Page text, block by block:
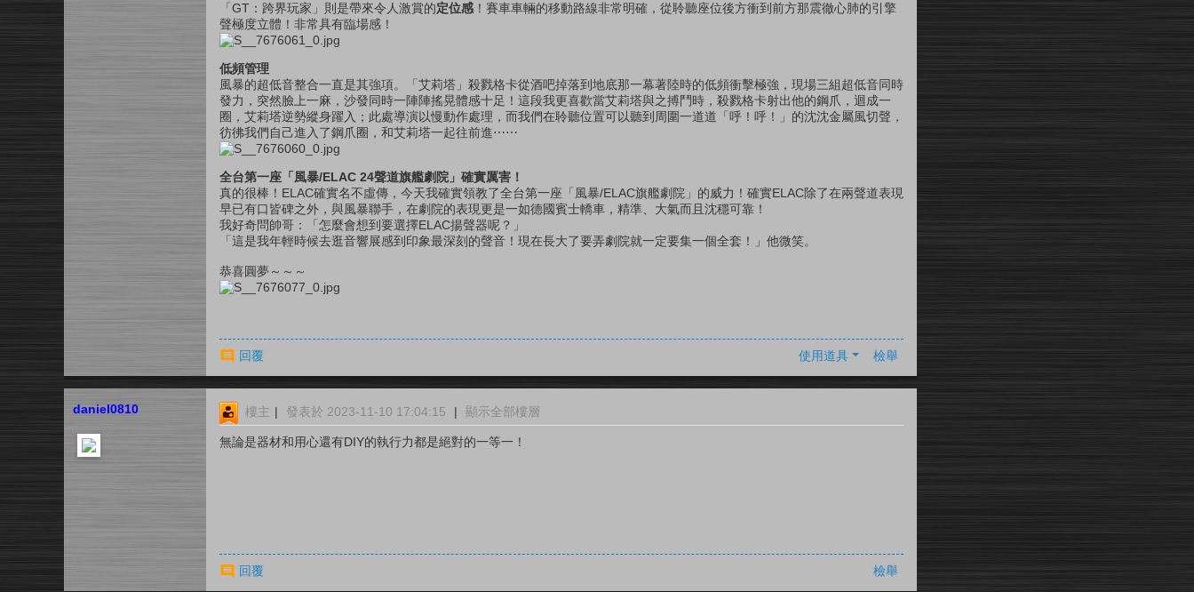
「GT：跨界玩家」則是帶來令人激賞的定位感 ！賽車車輛的移動路線非常明確，從聆聽座位後方衝到前方那震徹心肺的引擎
聲極度立體！非常具有臨場感！
低頻管理
風暴的超低音整合一直是其強項。「艾莉塔」殺戮格卡從酒吧掉落到地底那一幕著陸時的低頻衝擊極強，現場三組超低音同時
發力，突然臉上一麻，沙發同時一陣陣搖晃體感十足！這段我更喜歡當艾莉塔與之搏鬥時，殺戮格卡射出他的鋼爪，迴成一
圈，艾莉塔逆勢縱身躍入；此處導演以慢動作處理，而我們在聆聽位置可以聽到周圍一道道「呼！呼！」的沈沈金屬風切聲，
彷彿我們自己進入了鋼爪圈，和艾莉塔一起往前進⋯⋯
全台第一座「風暴/ELAC 24聲道旗艦劇院」確實厲害！
真的很棒！ELAC確實名不虛傳，今天我確實領教了全台第一座「風暴/ELAC旗艦劇院」的威力！確實ELAC除了在兩聲道表現
早已有口皆碑之外，與風暴聯手，在劇院的表現更是一如德國賓士轎車，精準、大氣而且沈穩可靠！
我好奇問帥哥：「怎麼會想到要選擇ELAC揚聲器呢？」
「這是我年輕時候去逛音響展感到印象最深刻的聲音！現在長大了要弄劇院就一定要集一個全套！」他微笑。
恭喜圓夢～～～
回覆 使用道具 檢舉
daniel0810 樓主 | 發表於 2023-11-10 17:04:15 | 顯示全部樓層
無論是器材和用心還有DIY的執行力都是絕對的一等一！
回覆 檢舉